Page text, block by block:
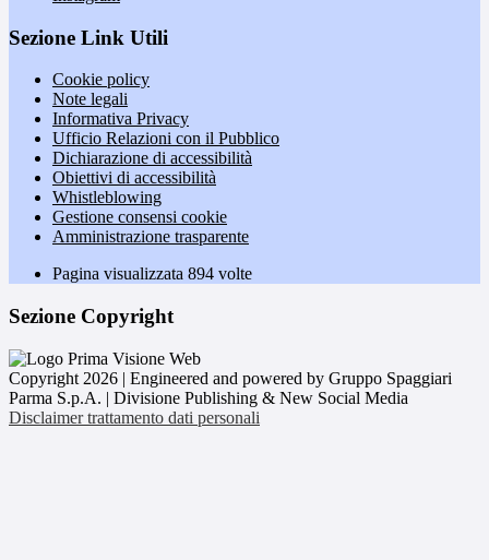
Sezione Link Utili
Cookie policy
Note legali
Informativa Privacy
Ufficio Relazioni con il Pubblico
Dichiarazione di accessibilità
Obiettivi di accessibilità
Whistleblowing
Gestione consensi cookie
Amministrazione trasparente
Pagina visualizzata 894 volte
Sezione Copyright
Copyright 2026 | Engineered and powered by Gruppo Spaggiari
Parma S.p.A. | Divisione Publishing & New Social Media
Disclaimer trattamento dati personali